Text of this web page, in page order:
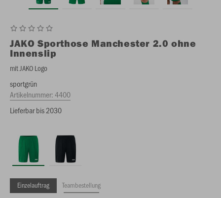
JAKO Sporthose Manchester 2.0 ohne
Innenslip
mit JAKO Logo
sportgrün
Artikelnummer:4400
Lieferbar bis 2030
Einzelauftrag Teambestellung